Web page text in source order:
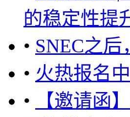
的稳定性提
• SNEC之
• 火热报名
•
【邀请函